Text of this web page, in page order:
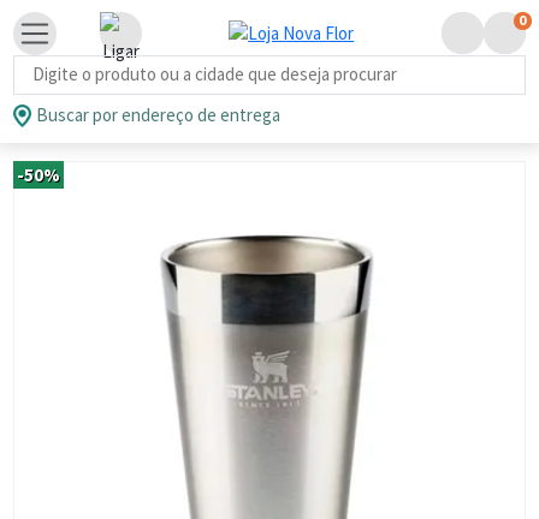
Busca de produtos
0
Buscar por endereço de entrega
-50%